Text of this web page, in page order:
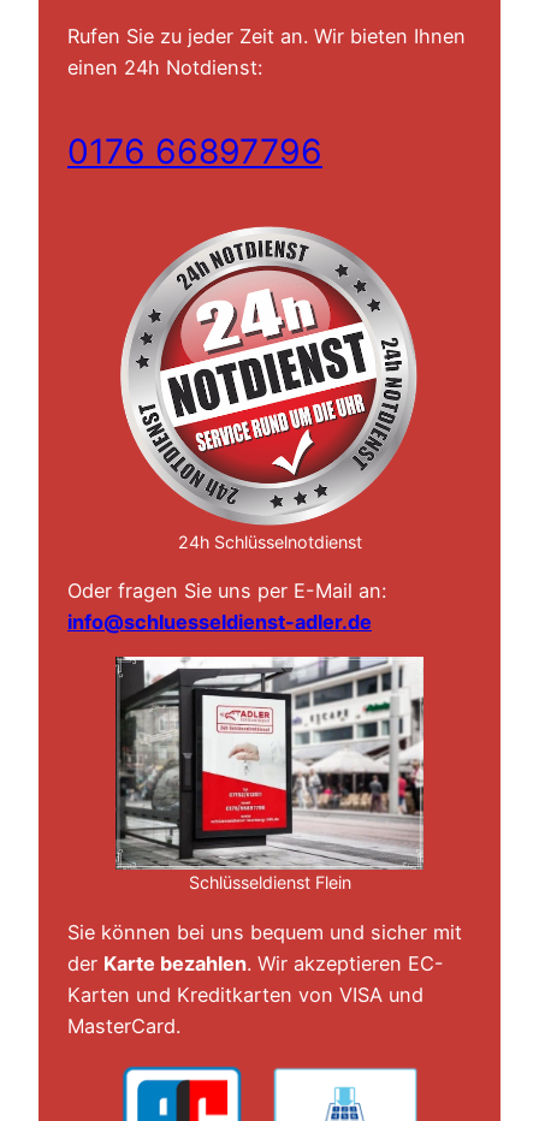
Rufen Sie zu jeder Zeit an. Wir bieten Ihnen
einen 24h Notdienst:
0176 66897796
24h Schlüsselnotdienst
Oder fragen Sie uns per E-Mail an:
info@schluesseldienst-adler.de
Schlüsseldienst Flein
Sie können bei uns bequem und sicher mit
der Karte bezahlen. Wir akzeptieren EC-
Karten und Kreditkarten von VISA und
MasterCard.